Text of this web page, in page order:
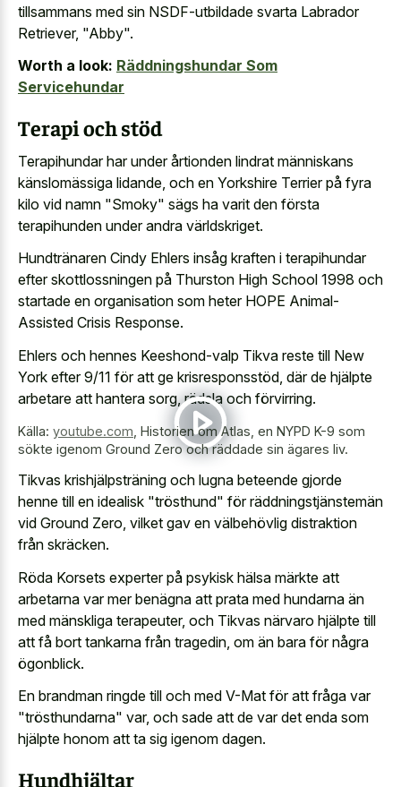
tillsammans med sin NSDF-utbildade svarta Labrador
Retriever, "Abby".
Worth a look: Räddningshundar Som
Servicehundar
Terapi och stöd
Terapihundar har under årtionden lindrat människans
känslomässiga lidande, och en Yorkshire Terrier på fyra
kilo vid namn "Smoky" sägs ha varit den första
terapihunden under andra världskriget.
Hundtränaren Cindy Ehlers insåg kraften i terapihundar
efter skottlossningen på Thurston High School 1998 och
startade en organisation som heter HOPE Animal-
Assisted Crisis Response.
Ehlers och hennes Keeshond-valp Tikva reste till New
York efter 9/11 för att ge krisresponsstöd, där de hjälpte
arbetare att hantera sorg, rädsla och förvirring.
Källa: youtube.com Historien om Atlas, en NYPD K-9 som
sökte igenom Ground Zero och räddade sin ägares liv.
Tikvas krishjälpsträning och lugna beteende gjorde
henne till en idealisk "trösthund" för räddningstjänstemän
vid Ground Zero, vilket gav en välbehövlig distraktion
från skräcken.
Röda Korsets experter på psykisk hälsa märkte att
arbetarna var mer benägna att prata med hundarna än
med mänskliga terapeuter, och Tikvas närvaro hjälpte till
att få bort tankarna från tragedin, om än bara för några
ögonblick.
En brandman ringde till och med V-Mat för att fråga var
"trösthundarna" var, och sade att de var det enda som
hjälpte honom att ta sig igenom dagen.
Hundhjältar